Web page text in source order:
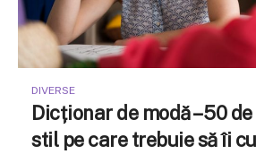
DIVERSE
Dicționar de modă – 50
stil pe care trebuie să îi